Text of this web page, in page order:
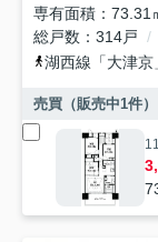
専有面積
73.31
総戸数
314戸
湖西線 「大津京
売買（販売中1件）